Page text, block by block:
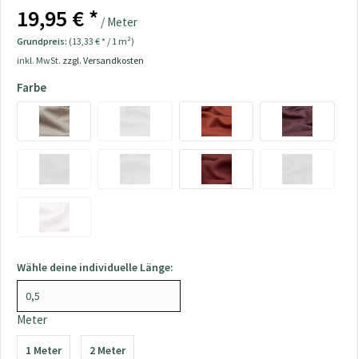
19,95 € * / Meter
Grundpreis: (13,33 € * / 1 m²)
inkl. MwSt. zzgl. Versandkosten
Farbe
Wähle deine individuelle Länge:
Meter
1 Meter 2 Meter